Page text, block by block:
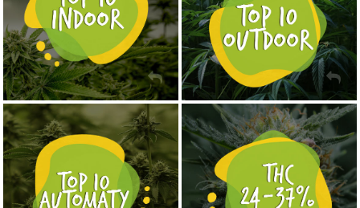
NASIONA MARIHUANY TOP 10 AUTOFLOWERING
KUP TERAZ MOCNE ODMIANY MARIHUANY THC OD 24 - 37%
KUP TERAZ